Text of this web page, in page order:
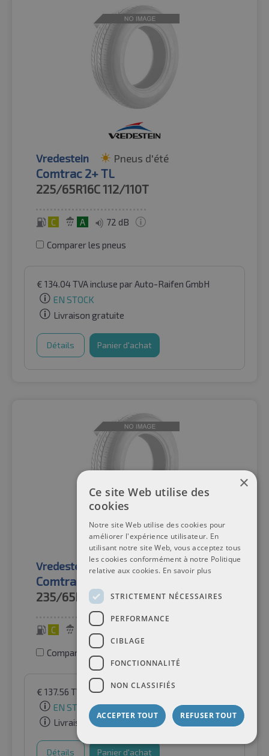
Vredestein Pneus d'été
Comtrac 2+ TL
225/65R16C112/110T
C A 72 dB
Comparer les pneus
€ 134.04TVA incluse par Auto-Raifen GmbH
EN STOCK
Livraison gratuite
Détails Panier d'achat
Vredestein Pneus d'été
Comtrac 2+
235/65R16115/113R
C
Comparer les pneus
€ 137.56 TVA inclusepar Auto-Raifen GmbH
EN STOCK
Livraison gratuite
Détails Panier d'achat
×
Ce site Web utilise des
cookies
Notre site Web utilise des cookies pour
améliorer l'expérience utilisateur. En
utilisant notre site Web, vous acceptez tous
les cookies conformément à notre Politique
relative aux cookies. En savoir plus
STRICTEMENT NÉCESSAIRES
PERFORMANCE
CIBLAGE
FONCTIONNALITÉ
NON CLASSIFIÉS
ACCEPTER TOUT REFUSER TOUT